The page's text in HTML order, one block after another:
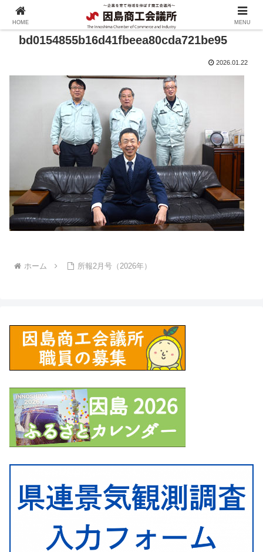
bd0154855b16d41fbeea80cda721be95
2026.01.22
ホーム 所報2月号（2026年）
HOME MENU